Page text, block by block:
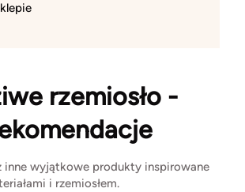
rzemiosło -
inne wyjątkowe produkty inspirowane
i rzemiosłem.